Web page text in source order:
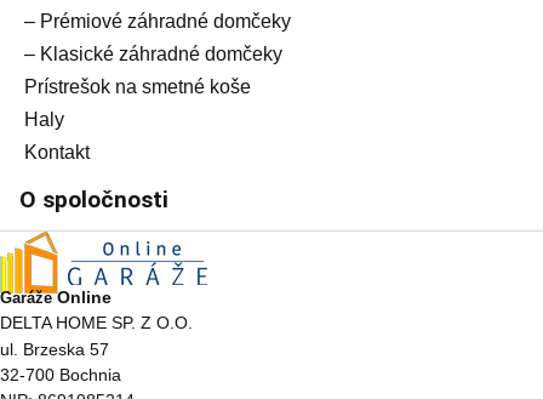
– Prémiové záhradné domčeky
– Klasické záhradné domčeky
Prístrešok na smetné koše
Haly
Kontakt
O spoločnosti
GarážeOnline
DELTA HOME SP. Z O.O.
ul. Brzeska 57
32-700 Bochnia